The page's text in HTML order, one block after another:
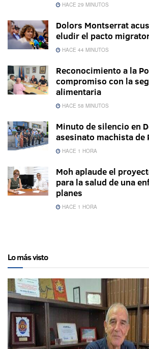
HACE 29 MINUTOS
Dolors Montserrat
eludir el pacto
HACE 44 MINUTOS
Reconocimiento a la
compromiso con la
alimentaria
HACE 58 MINUTOS
Minuto de silencio en
asesinato machista de
HACE 1 HORA
Moh aplaude el
para la salud de una
planes
HACE 1 HORA
Lo más visto